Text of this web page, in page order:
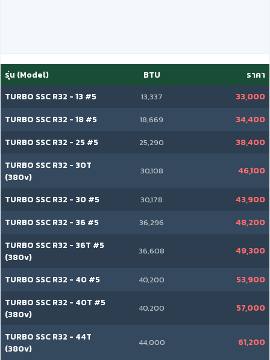
รุ่น (Model) BTU
ราคา
TURBO SSC R32 - 13 #5
13,337 33,000
TURBO SSC R32 - 18 #5 18,669 34,400
TURBO SSC R32 - 25 #5 25,290 38,400
TURBO SSC R32 - 30T
(380v)
30,108 46,100
TURBO SSC R32 - 30 #5 30,178 43,900
TURBO SSC R32 - 36 #5 36,296 48,200
TURBO SSC R32 - 36T #5
(380v)
36,608 49,300
TURBO SSC R32 - 40 #5 40,200 53,900
TURBO SSC R32 - 40T #5
(380v)
40,200 57,000
TURBO SSC R32 - 44T
(380v)
44,000 61,200